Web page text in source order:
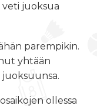
juoksua
parempikin.
yhtään
juoksuunsa.
ollessa